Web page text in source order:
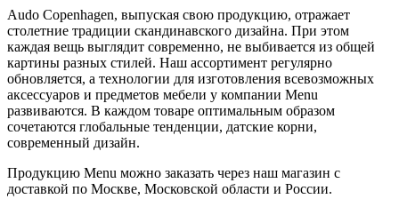
Audo Copenhagen, выпуская свою продукцию, отражает
столетние традиции скандинавского дизайна. При этом
каждая вещь выглядит современно, не выбивается из общей
картины разных стилей. Наш ассортимент регулярно
обновляется, а технологии для изготовления всевозможных
аксессуаров и предметов мебели у компании Menu
развиваются. В каждом товаре оптимальным образом
сочетаются глобальные тенденции, датские корни,
современный дизайн.
Продукцию Menu можно заказать через наш магазин с
доставкой по Москве, Московской области и России.